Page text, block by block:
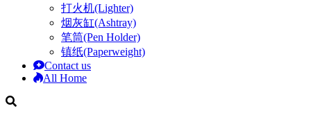
打火机(Lighter)
烟灰缸(Ashtray)
笔筒(Pen Holder)
镇纸(Paperweight)
Contact us
All Home